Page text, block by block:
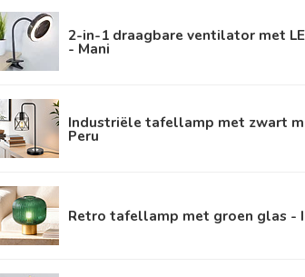
2-in-1 draagbare ventilator met
- Mani
Industriële tafellamp met zwart
Peru
Retro tafellamp met groen glas -